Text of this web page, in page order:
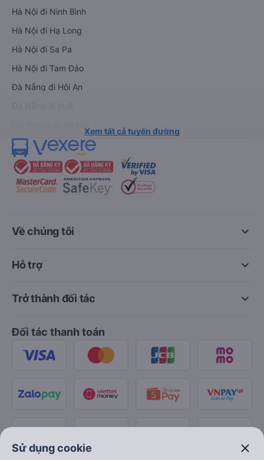
Hà Nội đi Ninh Bình
Hà Nội đi Hạ Long
Hà Nội đi Sa Pa
Hà Nội đi Tam Đảo
Đà Nẵng đi Hội An
Xem tất cả tuyến đường
keyboard_arrow_down
Về chúng tôi
keyboard_arrow_down
Hỗ trợ
keyboard_arrow_down
Trở thành đối tác
Đối tác thanh toán
Sử dụng cookie close